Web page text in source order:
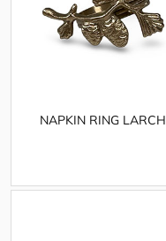
NAPKIN RING LARCH